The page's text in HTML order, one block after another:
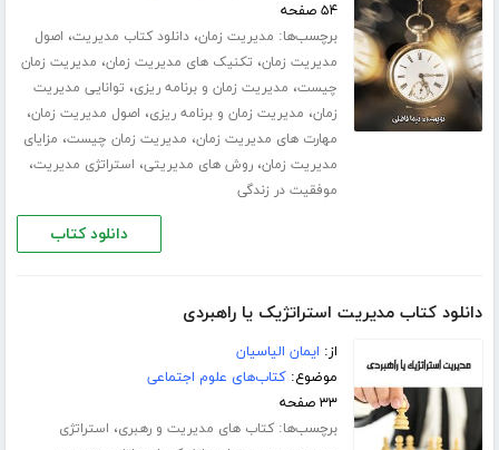
۵۴ صفحه
برچسب‌ها: مدیریت زمان،دانلود کتاب مدیریت، اصول
مدیریت زمان، تکنیک های مدیریت زمان، مدیریت زمان
چیست، مدیریت زمان و برنامه ریزی، توانایی مدیریت
زمان، مدیریت زمان و برنامه ریزی، اصول مدیریت زمان،
مهارت های مدیریت زمان، مدیریت زمان چیست، مزایای
مدیریت زمان،روش های مدیریتی، استراتژی مدیریت،
موفقیت در زندگی
دانلود کتاب
دانلود کتاب مدیریت استراتژیک یا راهبردی
از: ایمان الیاسیان
موضوع:کتاب‌های علوم اجتماعی
۳۳ صفحه
برچسب‌ها:کتاب های مدیریت و رهبری، استراتژی